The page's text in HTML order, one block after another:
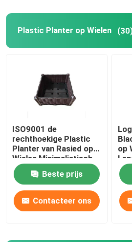
Plastic Planter op Wielen
ISO9001 de
rechthoekige Plastic
Planter van Rasied op
Wielen Minimalistisch
Ontwerp
Beste prijs
Contacteer ons
op